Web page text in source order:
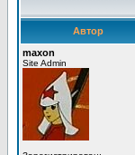
Автор
maxon
Site Admin